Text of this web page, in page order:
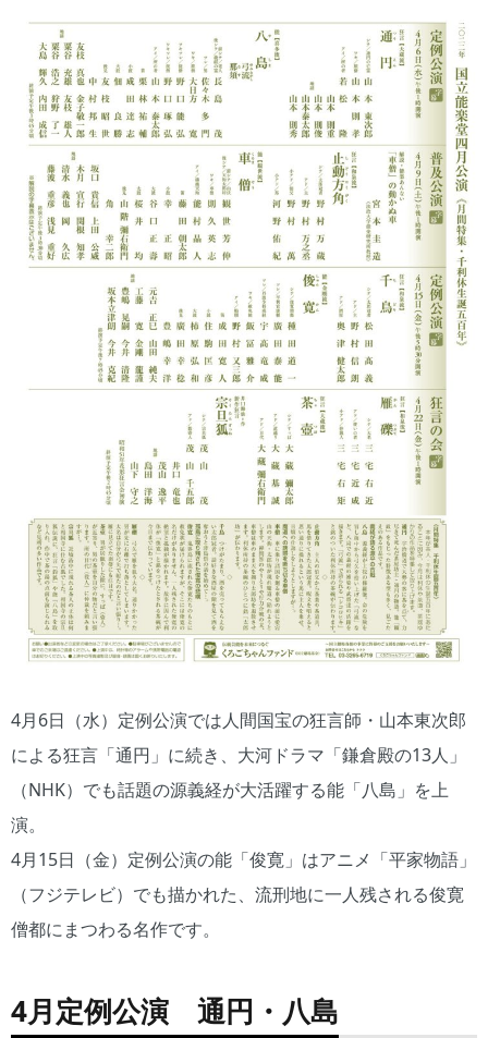
4月6日（水）定例公演では人間国宝の狂言師・山本東次郎
による狂言「通円」に続き、大河ドラマ「鎌倉殿の13人」
（NHK）でも話題の源義経が大活躍する能「八島」を上
演。
4月15日（金）定例公演の能「俊寛」はアニメ「平家物語」
（フジテレビ）でも描かれた、流刑地に一人残される俊寛
僧都にまつわる名作です。
4月定例公演 通円・八島